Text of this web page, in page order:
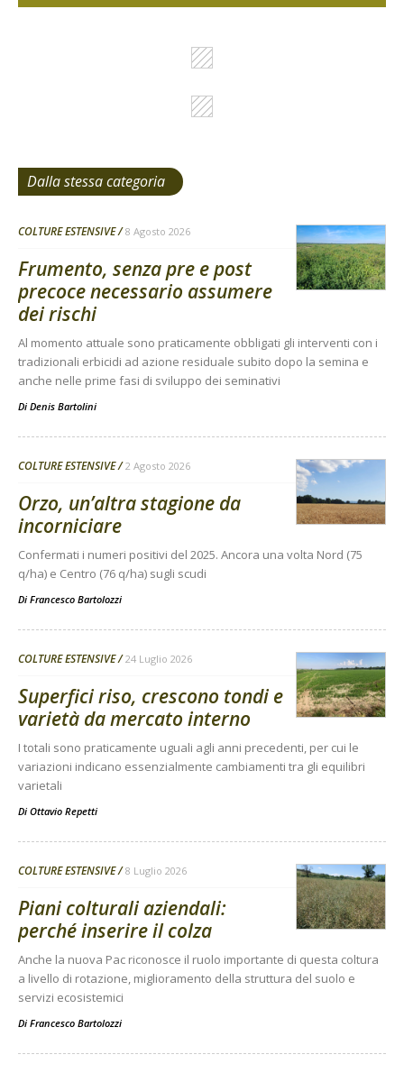
Dalla stessa categoria
COLTURE ESTENSIVE 8 Agosto 2026
Frumento, senza pre e post
precoce necessario assumere
dei rischi
Al momento attuale sono praticamente obbligati gli interventi con i
tradizionali erbicidi ad azione residuale subito dopo la semina e
anche nelle prime fasi di sviluppo dei seminativi
Di Denis Bartolini
COLTURE ESTENSIVE 2 Agosto 2026
Orzo, un’altra stagione da
incorniciare
Confermati i numeri positivi del 2025. Ancora una volta Nord (75
q/ha) e Centro (76 q/ha) sugli scudi
Di Francesco Bartolozzi
COLTURE ESTENSIVE 24 Luglio 2026
Superfici riso, crescono tondi e
varietà da mercato interno
I totali sono praticamente uguali agli anni precedenti, per cui le
variazioni indicano essenzialmente cambiamenti tra gli equilibri
varietali
Di Ottavio Repetti
COLTURE ESTENSIVE 8 Luglio 2026
Piani colturali aziendali:
perché inserire il colza
Anche la nuova Pac riconosce il ruolo importante di questa coltura
a livello di rotazione, miglioramento della struttura del suolo e
servizi ecosistemici
Di Francesco Bartolozzi